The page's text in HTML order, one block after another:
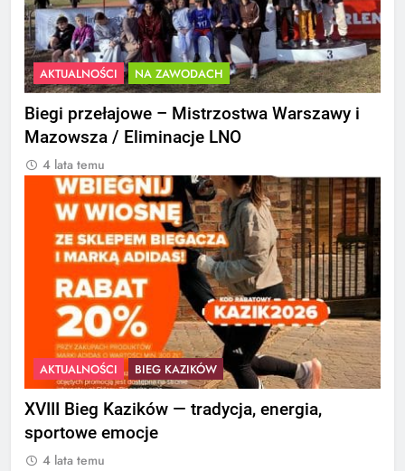
AKTUALNOŚCI NA ZAWODACH
Biegi przełajowe – Mistrzostwa Warszawy i
Mazowsza / Eliminacje LNO
4 lata temu
AKTUALNOŚCI BIEG KAZIKÓW
XVIII Bieg Kazików — tradycja, energia,
sportowe emocje
4 lata temu